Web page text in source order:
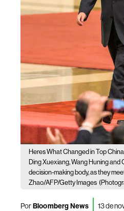
Heres What Changed in Top
Ding Xuexiang, Wang Huning
decision-making body, as they
Zhao/AFP/Getty Images
PorBloomberg News 13 de